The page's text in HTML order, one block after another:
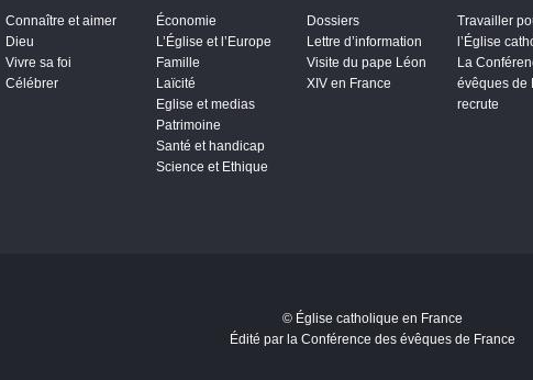
Connaître et aimer
Dieu
Vivre sa foi
Célébrer
Économie
L’Église et l’Europe
Famille
Laïcité
Eglise et medias
Patrimoine
Santé et handicap
Science et Ethique
Dossiers
Lettre d’information
Visite du pape Léon
XIV en France
Travailler
l’Église
La
évêques de
recrute
© Église catholique en France
Édité par la Conférence des évêques de France